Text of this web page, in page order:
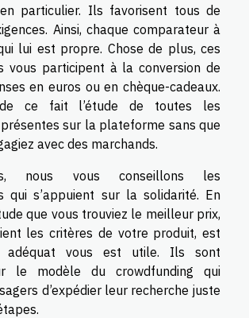
en particulier. Ils favorisent tous de
Ainsi, chaque comparateur à
lui est propre. Chose de plus, ces
vous participent à la conversion de
en euros ou en chèque-cadeaux.
ce fait l’étude de toutes les
sur la plateforme sans que
avec des marchands.
nous vous conseillons les
qui s’appuient sur la solidarité. En
que vous trouviez le meilleur prix,
les critères de votre produit, est
adéquat vous est utile. Ils sont
le modèle du crowdfunding qui
d’expédier leur recherche juste